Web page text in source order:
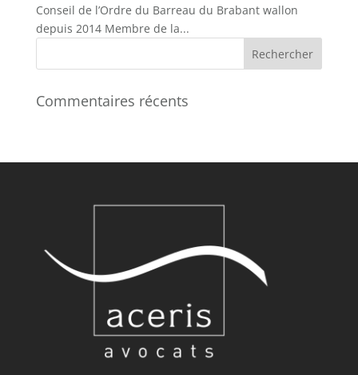
Conseil de l’Ordre du Barreau du Brabant wallon
depuis 2014 Membre de la...
Commentaires récents